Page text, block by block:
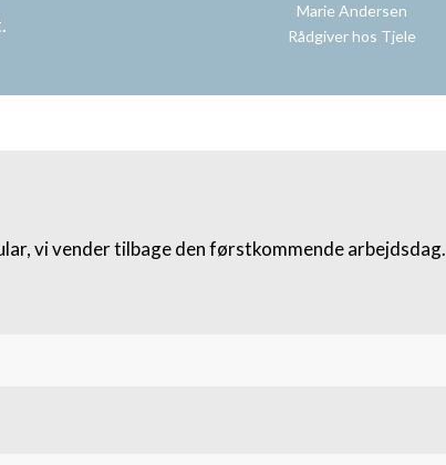
Marie Andersen
Rådgiver hos Tjele
vi vender tilbage den førstkommende arbejdsdag.